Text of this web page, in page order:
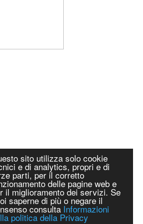
sito utilizza solo cookie
e di analytics, propri e di
parti, per il corretto
delle pagine web e
il miglioramento dei servizi. Se
saperne di più o negare il
consulta Informazioni
politica della Privacy